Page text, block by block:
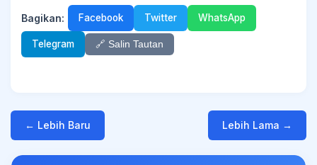
Bagikan: Facebook Twitter WhatsApp
Telegram 🔗 Salin Tautan
← Lebih Baru Lebih Lama →